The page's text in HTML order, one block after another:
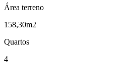
Área terreno
158,30m2
Quartos
4